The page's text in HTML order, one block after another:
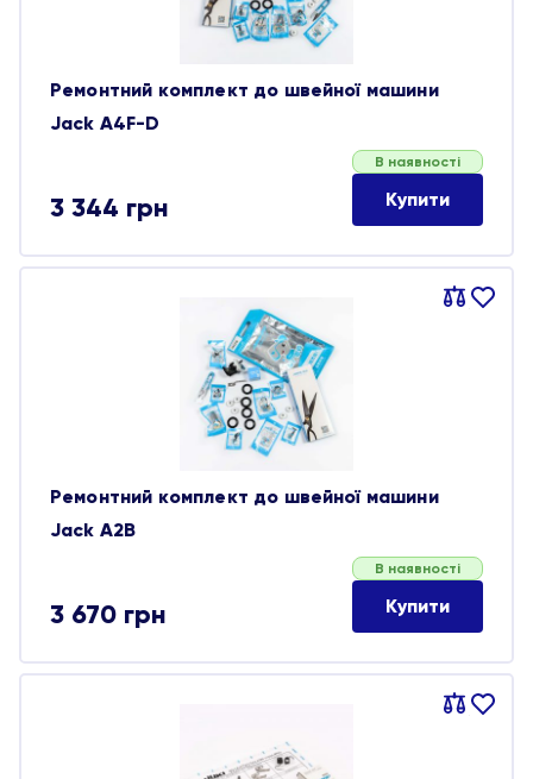
Ремонтний комплект до швейної машини
Jack A4F-D
3 344 грн
В наявності
Купити
Порівняти
В
Ремонтний комплект до швейної машини
Jack A2B
3 670 грн
В наявності
Купити
Порівняти
В